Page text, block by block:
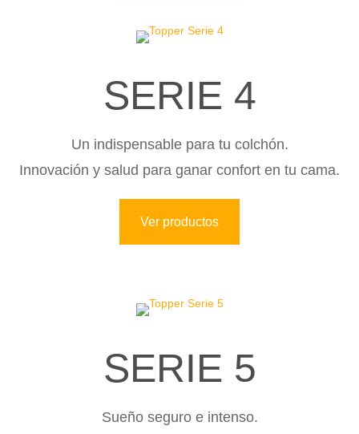
SERIE 4
Un indispensable para tu colchón.
Innovación y salud para ganar confort en tu cama.
Ver productos
SERIE 5
Sueño seguro e intenso.